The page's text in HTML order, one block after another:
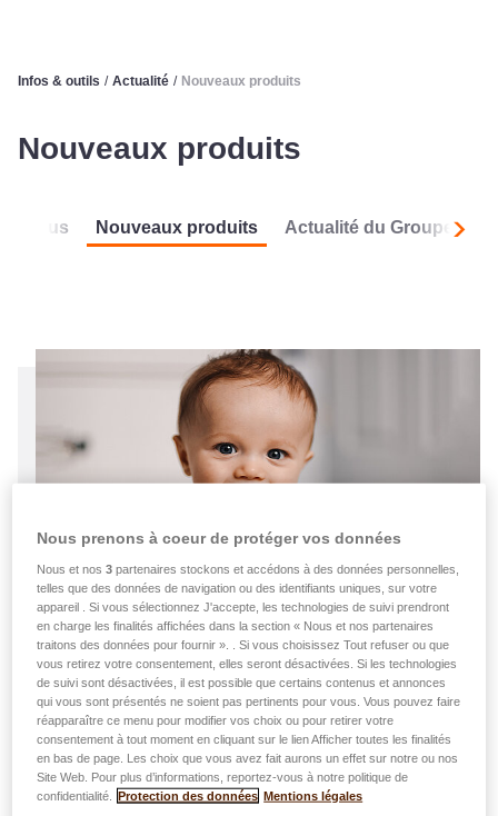
Infos & outils / Actualité / Nouveaux produits
Nouveaux produits
Tous Nouveaux produits Actualité du Groupe
Nouveaux produits Actualité DKV
05.06.2023
Campagne EASY HEALTH 2023
Lire plus
Nous prenons à coeur de protéger vos données
Nous et nos3 partenaires stockons et accédons à des données personnelles,
telles que des données de navigation ou des identifiants uniques, sur votre
appareil . Si vous sélectionnez J'accepte, les technologies de suivi prendront
en charge les finalités affichées dans la section « Nous et nos partenaires
traitons des données pour fournir ». . Si vous choisissez Tout refuser ou que
vous retirez votre consentement, elles seront désactivées. Si les technologies
de suivi sont désactivées, il est possible que certains contenus et annonces
qui vous sont présentés ne soient pas pertinents pour vous. Vous pouvez faire
réapparaître ce menu pour modifier vos choix ou pour retirer votre
consentement à tout moment en cliquant sur le lien Afficher toutes les finalités
en bas de page. Les choix que vous avez fait aurons un effet sur notre ou nos
Site Web. Pour plus d’informations, reportez-vous à notre politique de
confidentialité.
Protection des données Mentions légales